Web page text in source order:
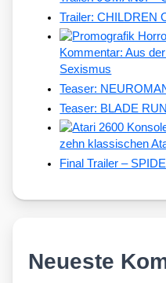
Trailer: CHILDREN
Kommentar: Aus
Sexismus
Teaser:
Teaser: BLADE
zehn klassischen
Final Trailer –
Neueste